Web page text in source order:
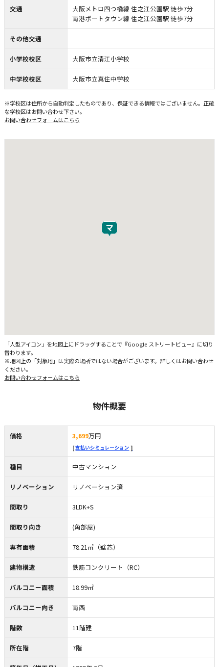
交通
大阪メトロ四つ橋線 住之江公園駅 徒歩7分
南港ポートタウン線 住之江公園駅 徒歩7分
その他交通
小学校校区 大阪市立清江小学校
中学校校区 大阪市立真住中学校
※学校区は住所から自動判定したものであり、保証できる情報ではございません。正確
な学校区はお問い合わせ下さい。
お問い合わせフォームはこちら
「人型アイコン」を地図上にドラッグすることで『Google ストリートビュー』に切り
替わります。
※地図上の「対象地」は実際の場所ではない場合がございます。詳しくはお問い合わせ
ください。
お問い合わせフォームはこちら
物件概要
価格 3,699万円
支払いシミュレーション
種目 中古マンション
リノベーション リノベーション済
間取り 3LDK+S
間取り向き (角部屋)
専有面積 78.21㎡（壁芯）
建物構造 鉄筋コンクリート（RC）
バルコニー面積 18.99㎡
バルコニー向き 南西
階数 11階建
所在階 7階